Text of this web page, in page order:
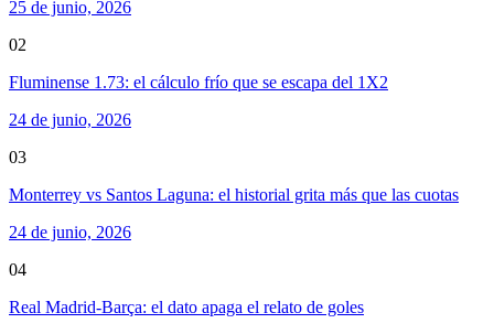
25 de junio, 2026
02
Fluminense 1.73: el cálculo frío que se escapa del 1X2
24 de junio, 2026
03
Monterrey vs Santos Laguna: el historial grita más que las cuotas
24 de junio, 2026
04
Real Madrid-Barça: el dato apaga el relato de goles